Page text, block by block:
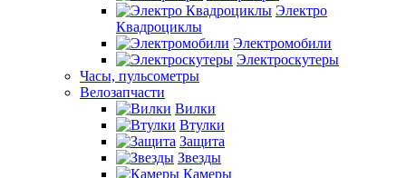
Электро
Квадроциклы
Электромобили
Электроскутеры
Часы, пульсометры
Велозапчасти
Вилки
Втулки
Защита
Звезды
Камеры